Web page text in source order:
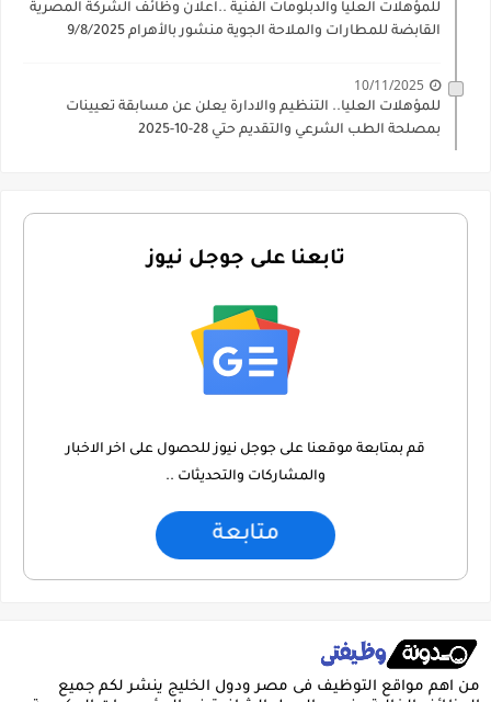
للمؤهلات العليا والدبلومات الفنية ..اعلان وظائف الشركة المصرية
القابضة للمطارات والملاحة الجوية منشور بالأهرام 9/8/2025
10/11/2025
للمؤهلات العليا.. التنظيم والادارة يعلن عن مسابقة تعيينات
بمصلحة الطب الشرعي والتقديم حتي 28-10-2025
تابعنا على جوجل نيوز
قم بمتابعة موقعنا على جوجل نيوز للحصول على اخر الاخبار
والمشاركات والتحديثات ..
متابعة
من اهم مواقع التوظيف فى مصر ودول الخليج ينشر لكم جميع